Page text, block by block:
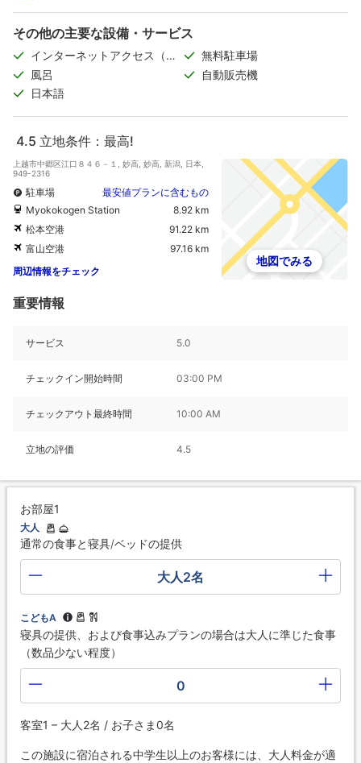
その他の主要な設備・サービス
インターネットアクセス（無
料）
無料駐車場
風呂
自動販売機
日本語
4.5 立地条件：最高!
上越市中郷区江口８４６－１, 妙高, 妙高, 新潟, 日本,
949-2316
駐車場
最安値プランに含むもの
Myokokogen Station
8.92 km
松本空港
91.22 km
富山空港
97.16 km
周辺情報をチェック
地図でみる
重要情報
サービス 5.0
チェックイン開始時間 03:00 PM
チェックアウト最終時間 10:00 AM
立地の評価 4.5
お部屋1
大人
通常の食事と寝具/ベッドの提供
大人2名
こどもA
寝具の提供、および食事込みプランの場合は大人に準じた食事
（数品少ない程度）
0
客室1 – 大人2名 / お子さま0名
この施設に宿泊される中学生以上のお客様には、大人料金が適